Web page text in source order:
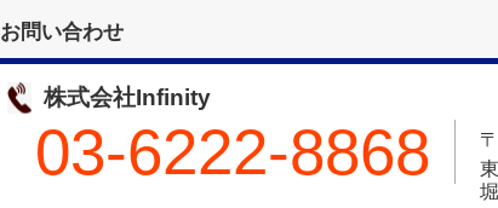
お問い合わせ
株式会社Infinity
03-6222-8868